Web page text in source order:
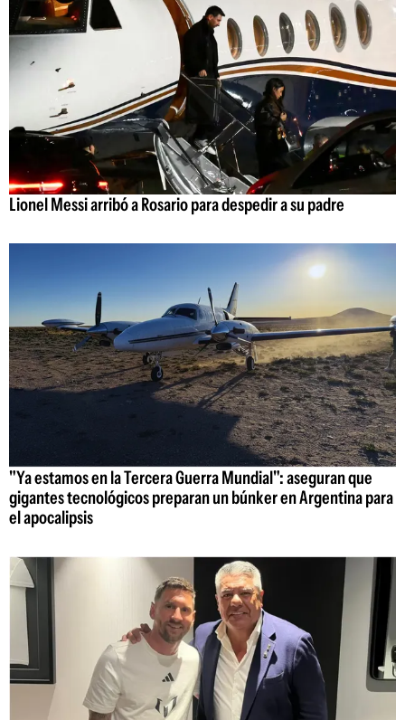
Lionel Messi arribó a Rosario para despedir a su padre
"Ya estamos en la Tercera Guerra Mundial": aseguran que
gigantes tecnológicos preparan un búnker en Argentina para
el apocalipsis